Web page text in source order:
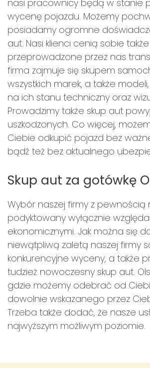
nasi pracownicy będą w stanie
wycenę pojazdu. Możemy
posiadamy ogromne
aut. Nasi klienci cenią sobie
przeprowadzone przez nas
firma zajmuje się skupem
wszystkich marek, a także
na ich stanu techniczny oraz
Prowadzimy także skup aut
uszkodzonych. Co więcej,
Ciebie odkupić pojazd bez
bądź też bez aktualnego
Skup aut za gotówkę
Wybór naszej firmy z pewnością
podyktowany wyłącznie
ekonomicznymi. Jak można się
niewątpliwą zaletą naszej firmy
konkurencyjne wyceny, a także
tudzież nowoczesny skup aut.
gdzie możemy odebrać od
dowolnie wskazanego przez
Trzeba także dodać, że nasze
najwyższym możliwym poziomie.